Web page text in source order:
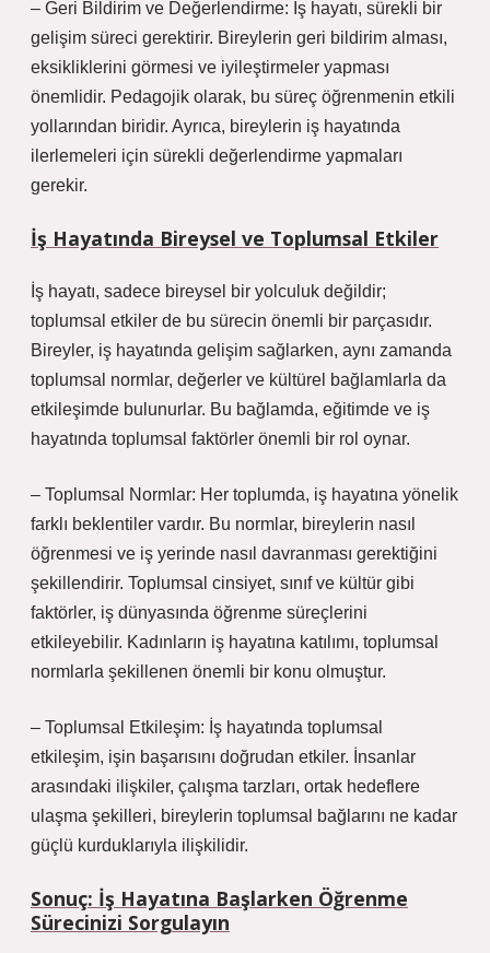
– Geri Bildirim ve Değerlendirme: İş hayatı, sürekli bir
gelişim süreci gerektirir. Bireylerin geri bildirim alması,
eksikliklerini görmesi ve iyileştirmeler yapması
önemlidir. Pedagojik olarak, bu süreç öğrenmenin etkili
yollarından biridir. Ayrıca, bireylerin iş hayatında
ilerlemeleri için sürekli değerlendirme yapmaları
gerekir.
İş Hayatında Bireysel ve Toplumsal Etkiler
İş hayatı, sadece bireysel bir yolculuk değildir;
toplumsal etkiler de bu sürecin önemli bir parçasıdır.
Bireyler, iş hayatında gelişim sağlarken, aynı zamanda
toplumsal normlar, değerler ve kültürel bağlamlarla da
etkileşimde bulunurlar. Bu bağlamda, eğitimde ve iş
hayatında toplumsal faktörler önemli bir rol oynar.
– Toplumsal Normlar: Her toplumda, iş hayatına yönelik
farklı beklentiler vardır. Bu normlar, bireylerin nasıl
öğrenmesi ve iş yerinde nasıl davranması gerektiğini
şekillendirir. Toplumsal cinsiyet, sınıf ve kültür gibi
faktörler, iş dünyasında öğrenme süreçlerini
etkileyebilir. Kadınların iş hayatına katılımı, toplumsal
normlarla şekillenen önemli bir konu olmuştur.
– Toplumsal Etkileşim: İş hayatında toplumsal
etkileşim, işin başarısını doğrudan etkiler. İnsanlar
arasındaki ilişkiler, çalışma tarzları, ortak hedeflere
ulaşma şekilleri, bireylerin toplumsal bağlarını ne kadar
güçlü kurduklarıyla ilişkilidir.
Sonuç: İş Hayatına Başlarken Öğrenme
Sürecinizi Sorgulayın